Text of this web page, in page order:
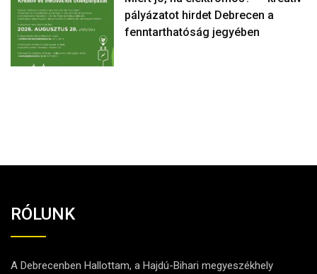
pályázatot hirdet Debrecen a
fenntarthatóság jegyében
RÓLUNK
A Debrecenben Hallottam, a Hajdú-Bihari megyeszékhely